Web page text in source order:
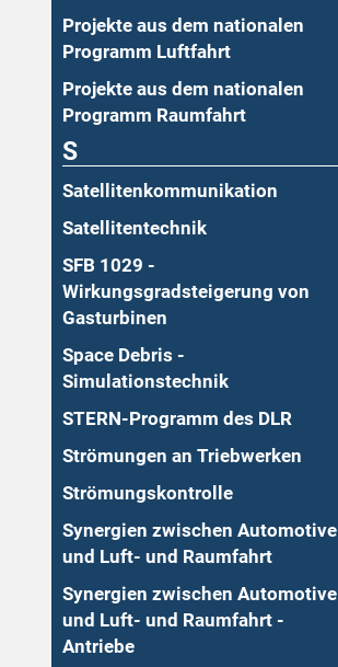
Projekte aus dem nationalen
Programm Luftfahrt
Projekte aus dem nationalen
Programm Raumfahrt
S
Satellitenkommunikation
Satellitentechnik
SFB 1029 -
Wirkungsgradsteigerung von
Gasturbinen
Space Debris -
Simulationstechnik
STERN-Programm des DLR
Strömungen an Triebwerken
Strömungskontrolle
Synergien zwischen Automotive
und Luft- und Raumfahrt
Synergien zwischen Automotive
und Luft- und Raumfahrt -
Antriebe